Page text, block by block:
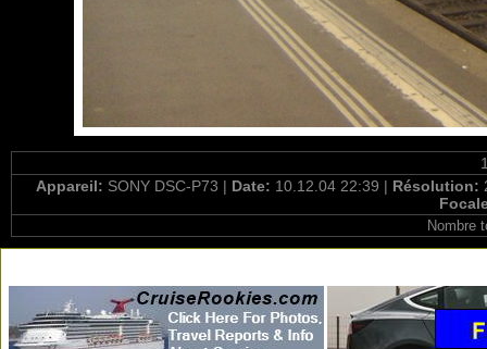
Appareil: SONY DSC-P73 | Date: 10.12.04 22:39 | Résolution:
Nombre